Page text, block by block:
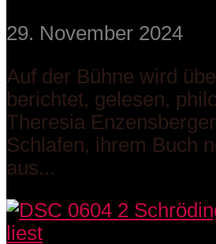
29. November 2024
Auf der Bühne wird
berichtet, gelesen,
Theresia
Schlafen, ihrem Buch
aus...